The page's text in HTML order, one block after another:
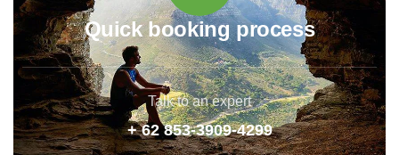
Quick booking process
Talk to an expert
+ 62 853-3909-4299